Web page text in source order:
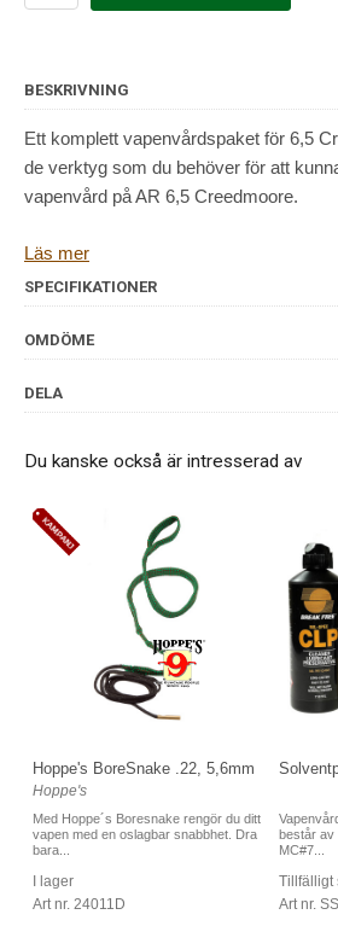
BESKRIVNING
Ett komplett vapenvårdspaket för 6,5
de verktyg som du behöver för att
vapenvård på AR 6,5 Creedmoore.
Innehåller:
DM22C30 Dewey läskstång 76cm
Borstadapter SMBA .22 till .260
Dewey Patronlägesrengöringsset
Läs mer
SPECIFIKATIONER
OMDÖME
DELA
Du kanske också är intresserad av
Hoppe's BoreSnake .22, 5,6mm
Hoppe's
Med Hoppe´s Boresnake rengör du ditt
vapen med en oslagbar snabbhet. Dra
bara...
I lager
Art nr. 24011D
består av
MC#7...
Tillfälligt
Art nr.